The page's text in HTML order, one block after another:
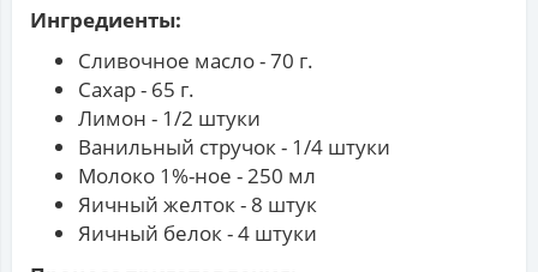
Ингредиенты:
Сливочное масло - 70 г.
Сахар - 65 г.
Лимон - 1/2 штуки
Ванильный стручок - 1/4 штуки
Молоко 1%-ное - 250 мл
Яичный желток - 8 штук
Яичный белок - 4 штуки